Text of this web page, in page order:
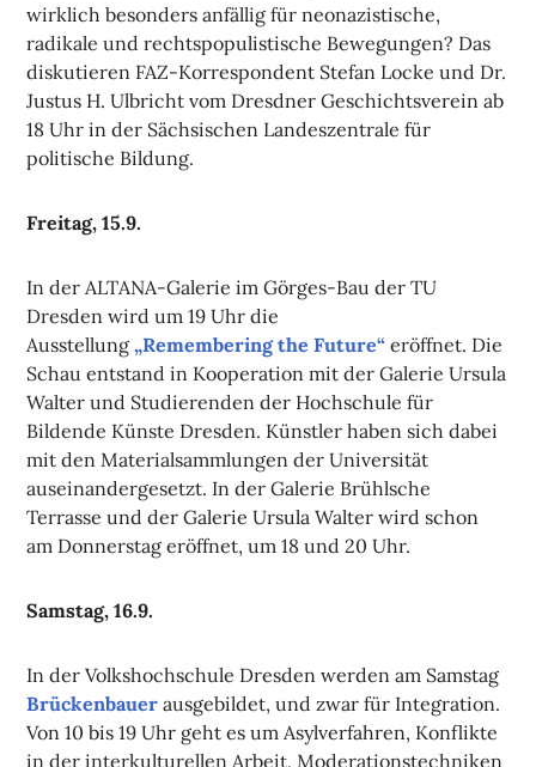
wirklich besonders anfällig für neonazistische,
radikale und rechtspopulistische Bewegungen? Das
diskutieren FAZ-Korrespondent Stefan Locke und Dr.
Justus H. Ulbricht vom Dresdner Geschichtsverein ab
18 Uhr in der Sächsischen Landeszentrale für
politische Bildung.
Freitag, 15.9.
In der ALTANA-Galerie im Görges-Bau der TU
Dresden wird um 19 Uhr die
Ausstellung„Remembering the Future“ eröffnet. Die
Schau entstand in Kooperation mit der Galerie Ursula
Walter und Studierenden der Hochschule für
Bildende Künste Dresden. Künstler haben sich dabei
mit den Materialsammlungen der Universität
auseinandergesetzt. In der Galerie Brühlsche
Terrasse und der Galerie Ursula Walter wird schon
am Donnerstag eröffnet, um 18 und 20 Uhr.
Samstag, 16.9.
In der Volkshochschule Dresden werden am Samstag
Brückenbauer ausgebildet, und zwar für Integration.
Von 10 bis 19 Uhr geht es um Asylverfahren, Konflikte
in der interkulturellen Arbeit, Moderationstechniken